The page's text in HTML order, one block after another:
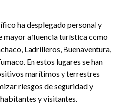
ha desplegado personal y
mayor afluencia turística como
Ladrilleros, Buenaventura,
En estos lugares se han
marítimos y terrestres
riesgos de seguridad y
y visitantes.